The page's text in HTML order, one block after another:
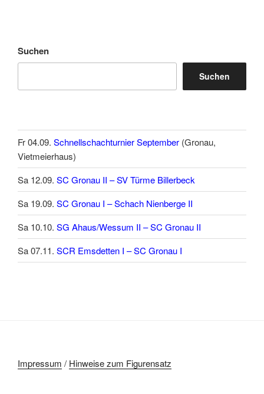
Suchen
Suchen
Fr 04.09. Schnellschachturnier September (Gronau,
Vietmeierhaus)
Sa 12.09. SC Gronau II – SV Türme Billerbeck
Sa 19.09. SC Gronau I – Schach Nienberge II
Sa 10.10. SG Ahaus/Wessum II – SC Gronau II
Sa 07.11. SCR Emsdetten I – SC Gronau I
Impressum / Hinweise zum Figurensatz